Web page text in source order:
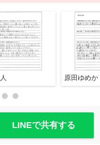
原田ゆめか
LINEで共有する